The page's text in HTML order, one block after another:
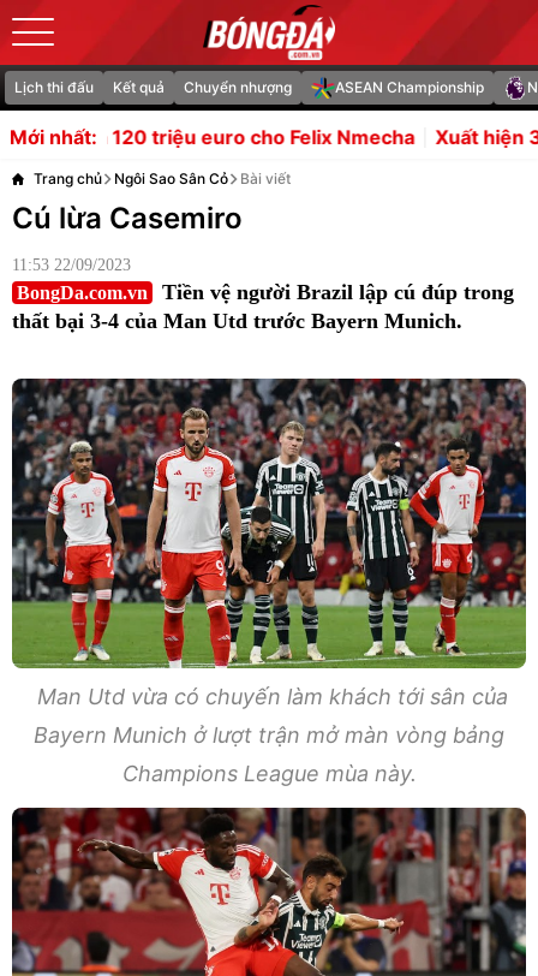
Lịch thi đấu Kết quả Chuyển nhượng ASEAN Championship
Mới nhất:
cho Felix Nmecha Xuất hiện 3 kịch bản của Arsenal
Trang chủ Ngôi Sao Sân Cỏ Bài viết
Cú lừa Casemiro
11:53 22/09/2023
BongDa.com.vn
Tiền vệ người Brazil lập cú đúp trong
thất bại 3-4 của Man Utd trước Bayern Munich.
Man Utd vừa có chuyến làm khách tới sân của
Bayern Munich ở lượt trận mở màn vòng bảng
Champions League mùa này.